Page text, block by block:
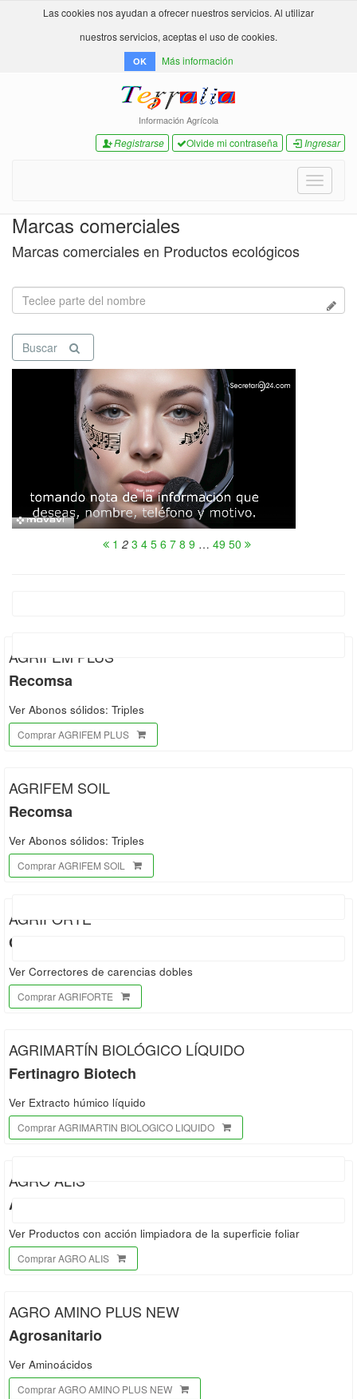
Las cookies nos ayudan a ofrecer nuestros servicios. Al utilizar
nuestros servicios, aceptas el uso de cookies.
OK Más información
Información Agrícola
Registrarse Olvide mi contraseña Ingresar
Toggle
Marcas comerciales
Marcas comerciales en Productos ecológicos
Buscar
1 2 3 4 5 6 7 8 9 … 49 50
AGRIFEM PLUS
Recomsa
Ver Abonos sólidos: Triples
Comprar AGRIFEM PLUS
AGRIFEM SOIL
Recomsa
Ver Abonos sólidos: Triples
Comprar AGRIFEM SOIL
AGRIFORTE
Carbotecnia
Ver Correctores de carencias dobles
Comprar AGRIFORTE
AGRIMARTÍN BIOLÓGICO LÍQUIDO
Fertinagro Biotech
Ver Extracto húmico líquido
Comprar AGRIMARTIN BIOLOGICO LIQUIDO
AGRO ALIS
Agrosanitario
Ver Productos con acción limpiadora de la superficie foliar
Comprar AGRO ALIS
AGRO AMINO PLUS NEW
Agrosanitario
Ver Aminoácidos
Comprar AGRO AMINO PLUS NEW